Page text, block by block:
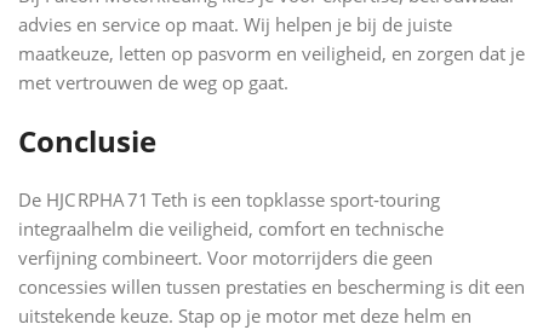
advies en service op maat. Wij helpen je bij de juiste
maatkeuze, letten op pasvorm en veiligheid, en zorgen dat je
met vertrouwen de weg op gaat.
Conclusie
De HJC RPHA 71 Teth is een topklasse sport‑touring
integraalhelm die veiligheid, comfort en technische
verfijning combineert. Voor motorrijders die geen
concessies willen tussen prestaties en bescherming is dit een
uitstekende keuze. Stap op je motor met deze helm en